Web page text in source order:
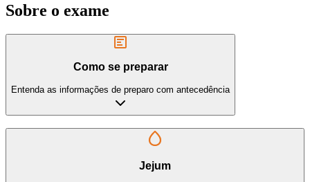
Sobre o exame
Como se preparar
Entenda as informações de preparo com antecedência
Jejum